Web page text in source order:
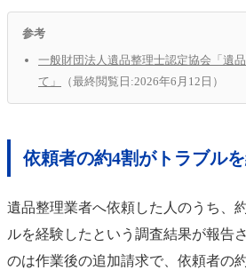
参考
一般財団法人遺品整理士認定協会「遺
て」
（最終閲覧日:2026年6月12日）
依頼者の約4割がトラブル
遺品整理業者へ依頼した人のうち、
ルを経験したという調査結果が報告
のは作業後の追加請求で、依頼者の